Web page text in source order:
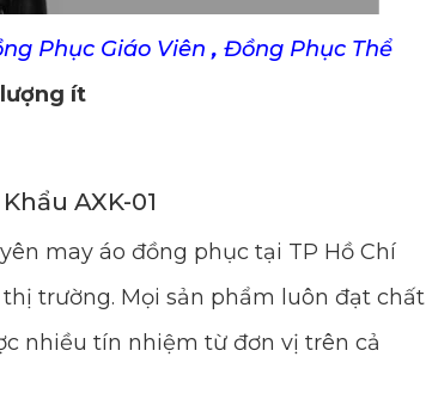
Phục Giáo Viên , Đồng Phục Thể
ít
AXK-01
may áo đồng phục tại TP Hồ Chí
trường. Mọi sản phẩm luôn đạt chất
nhiều tín nhiệm từ đơn vị trên cả